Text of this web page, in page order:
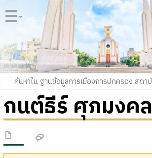
กนต์ธีร์ ศุภมงคล